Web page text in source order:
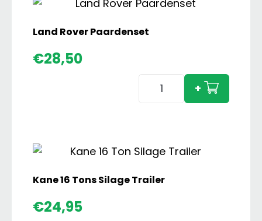
Land Rover Paardenset
€28,50
Land
Rover
+
Kane 16 Tons Silage Trailer
€24,95